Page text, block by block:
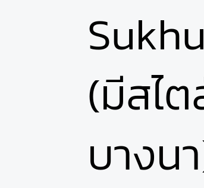
(มีสไ
บางน